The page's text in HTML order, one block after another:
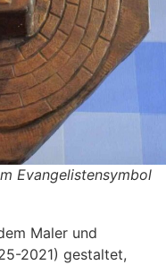
Evangelistensymbol
Maler und
2021) gestaltet,